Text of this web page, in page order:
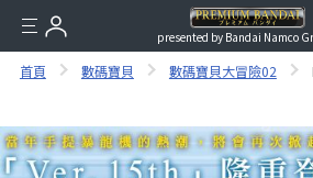
presented by Bandai Namco
首頁 數碼寶貝 數碼寶貝大冒險02